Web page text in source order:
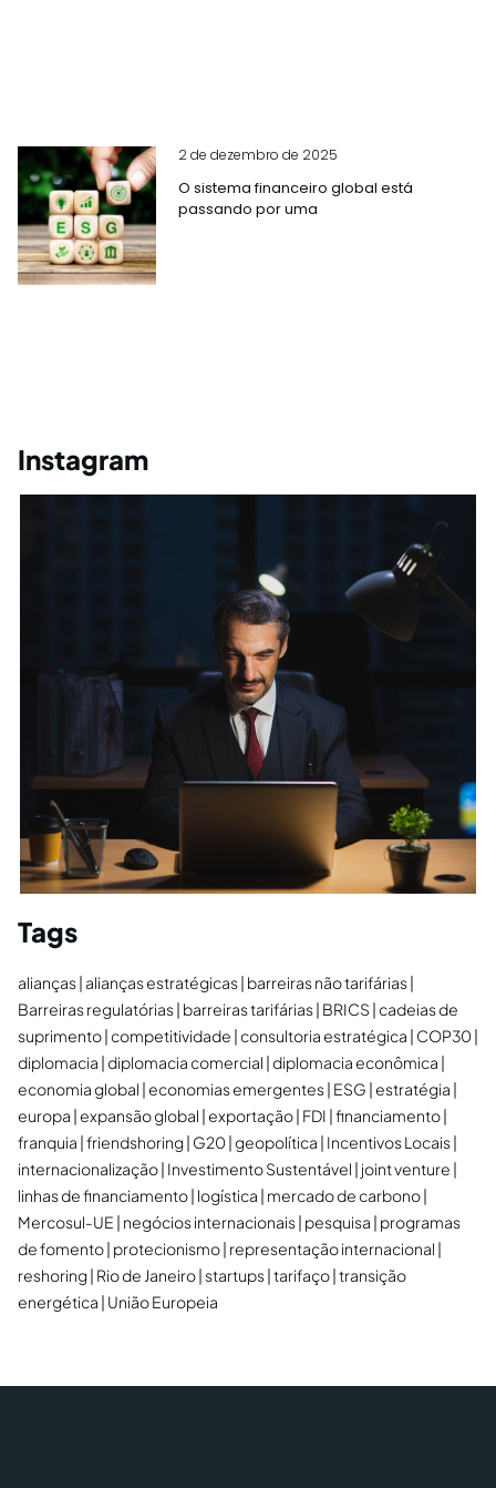
2 de dezembro de 2025
O sistema financeiro global está
passando por uma
Instagram
Tags
alianças alianças estratégicas barreiras não tarifárias
Barreiras regulatórias barreiras tarifárias BRICS cadeias de
suprimento competitividade consultoria estratégica COP30
diplomacia diplomacia comercial diplomacia econômica
economia global economias emergentes ESG estratégia
europa expansão global exportação FDI financiamento
franquia friendshoring G20 geopolítica Incentivos Locais
internacionalização Investimento Sustentável joint venture
linhas de financiamento logística mercado de carbono
Mercosul-UE negócios internacionais pesquisa programas
de fomento protecionismo representação internacional
reshoring Rio de Janeiro startups tarifaço transição
energética União Europeia